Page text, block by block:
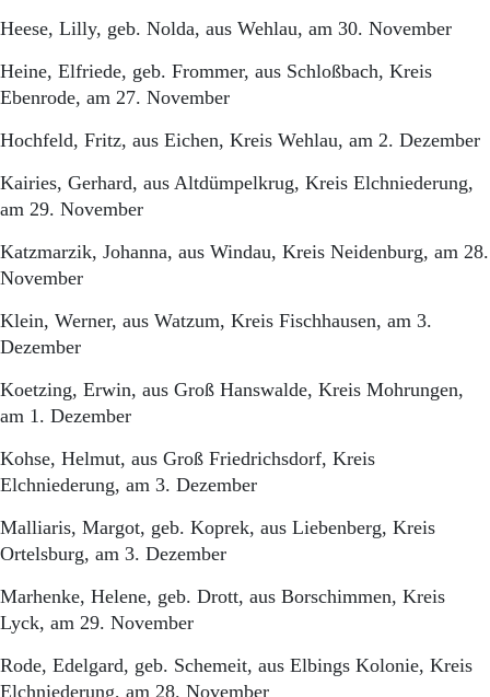
Heese, Lilly, geb. Nolda, aus Wehlau, am 30. November
Heine, Elfriede, geb. Frommer, aus Schloßbach, Kreis
Ebenrode, am 27. November
Hochfeld, Fritz, aus Eichen, Kreis Wehlau, am 2. Dezember
Kairies, Gerhard, aus Altdümpelkrug, Kreis Elchniederung,
am 29. November
Katzmarzik, Johanna, aus Windau, Kreis Neidenburg, am 28.
November
Klein, Werner, aus Watzum, Kreis Fischhausen, am 3.
Dezember
Koetzing, Erwin, aus Groß Hanswalde, Kreis Mohrungen,
am 1. Dezember
Kohse, Helmut, aus Groß Friedrichsdorf, Kreis
Elchniederung, am 3. Dezember
Malliaris, Margot, geb. Koprek, aus Liebenberg, Kreis
Ortelsburg, am 3. Dezember
Marhenke, Helene, geb. Drott, aus Borschimmen, Kreis
Lyck, am 29. November
Rode, Edelgard, geb. Schemeit, aus Elbings Kolonie, Kreis
Elchniederung, am 28. November